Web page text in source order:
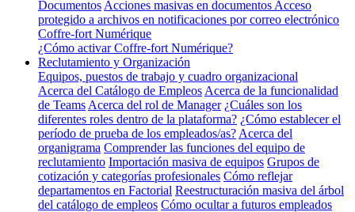
Documentos Acciones masivas en documentos Acceso
protegido a archivos en notificaciones por correo electrónico
Coffre-fort Numérique
¿Cómo activar Coffre-fort Numérique?
Reclutamiento y Organización
Equipos, puestos de trabajo y cuadro organizacional
Acerca del Catálogo de Empleos Acerca de la funcionalidad
de Teams Acerca del rol de Manager ¿Cuáles son los
diferentes roles dentro de la plataforma? ¿Cómo establecer el
período de prueba de los empleados/as? Acerca del
organigrama Comprender las funciones del equipo de
reclutamiento Importación masiva de equipos Grupos de
cotización y categorías profesionales Cómo reflejar
departamentos en Factorial Reestructuración masiva del árbol
del catálogo de empleos Cómo ocultar a futuros empleados